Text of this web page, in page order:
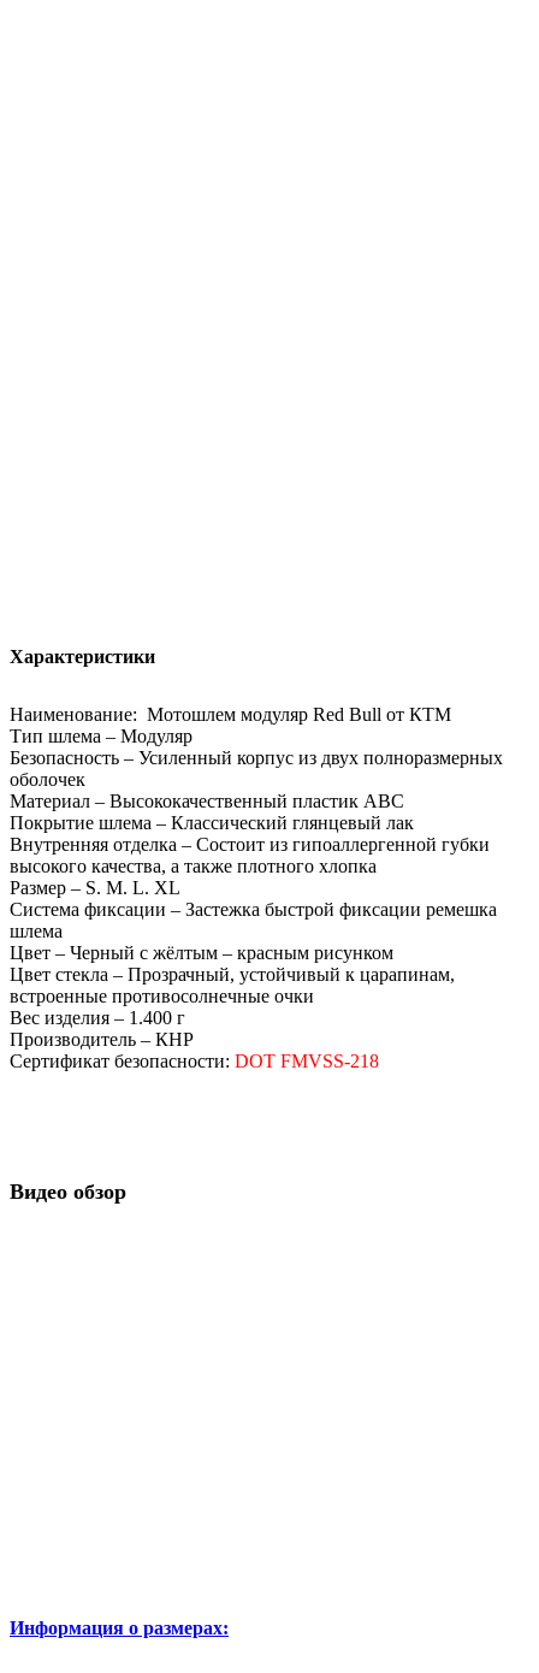
Характеристики
Наименование: Мотошлем модуляр Red Bull от КТМ
Тип шлема – Модуляр
Безопасность – Усиленный корпус из двух полноразмерных
оболочек
Материал – Высококачественный пластик АВС
Покрытие шлема – Классический глянцевый лак
Внутренняя отделка – Состоит из гипоаллергенной губки
высокого качества, а также плотного хлопка
Размер – S. М. L. ХL
Система фиксации – Застежка быстрой фиксации ремешка
шлема
Цвет – Черный с жёлтым – красным рисунком
Цвет стекла – Прозрачный, устойчивый к царапинам,
встроенные противосолнечные очки
Вес изделия – 1.400 г
Производитель – КНР
Сертификат безопасности: DOT FMVSS-218
Видео обзор
Информация о размерах: